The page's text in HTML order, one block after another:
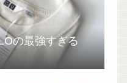
の最強すぎる